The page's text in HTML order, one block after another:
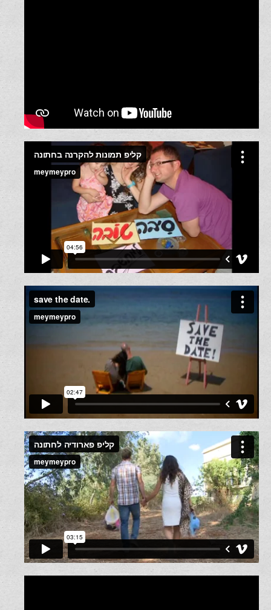
קליפ לחתונה הפתעה מהמשפחה
קליפ צילומי תמונות הפתעה לזוג
SAVE THE DATE